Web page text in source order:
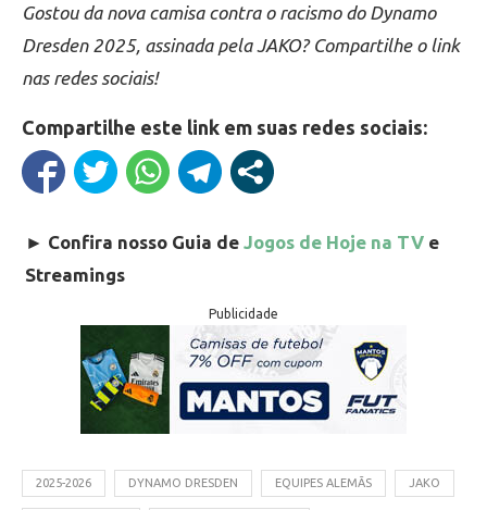
Gostou da nova camisa contra o racismo do Dynamo
Dresden 2025, assinada pela JAKO? Compartilhe o link
nas redes sociais!
Compartilhe este link em suas redes sociais:
► Confira nosso Guia de Jogos de Hoje na TV e
Streamings
Publicidade
2025-2026 DYNAMO DRESDEN EQUIPES ALEMÃS JAKO